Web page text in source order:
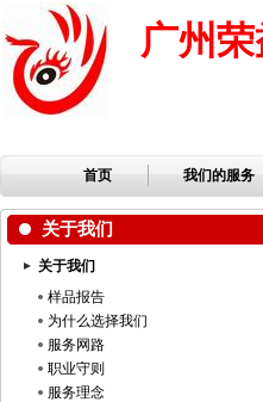
广州
首页 我们的服务
关于我们
关于我们
样品报告
为什么选择我们
服务网路
职业守则
服务理念